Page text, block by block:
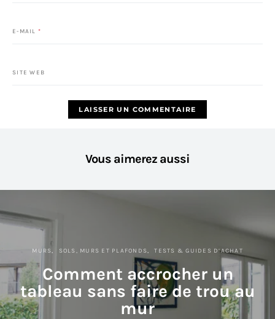
E-MAIL *
SITE WEB
Vous aimerez aussi
MURS SOLS, MURS ET PLAFONDS TESTS & GUIDES D’ACHAT
Comment accrocher un
tableau sans faire de trou au
mur